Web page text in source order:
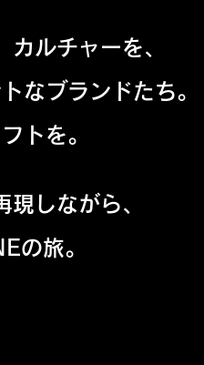
ルチャーを、
なブランドたち。
トを。
しながら、
の旅。